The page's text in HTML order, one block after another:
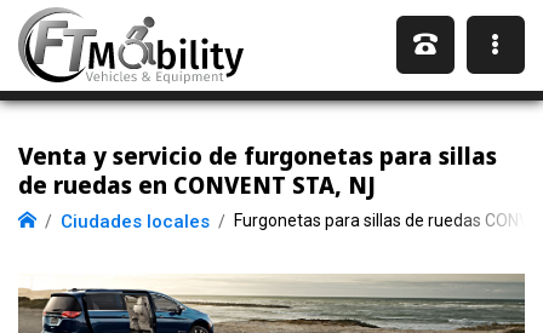
Venta y servicio de furgonetas para sillas
de ruedas en CONVENT STA, NJ
Ciudades locales Furgonetas para sillas de ruedas